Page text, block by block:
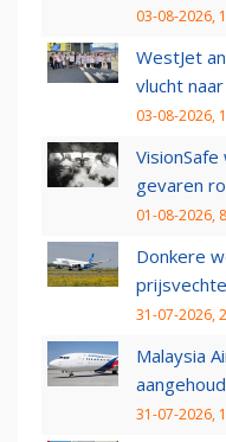
03-08-2026,
WestJet
vlucht
03-08-2026,
gevaren
01-08-2026,
Donkere
31-07-2026,
Malaysia
31-07-2026,